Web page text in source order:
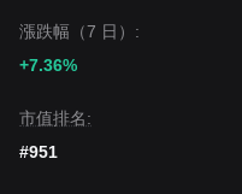
漲跌幅（7 日）:
+7.36%
市值排名:
#951